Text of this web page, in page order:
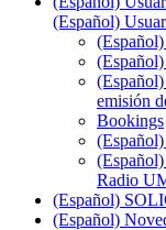
(Español)
emisión
Bookings
Radio
(Español)
(Español)